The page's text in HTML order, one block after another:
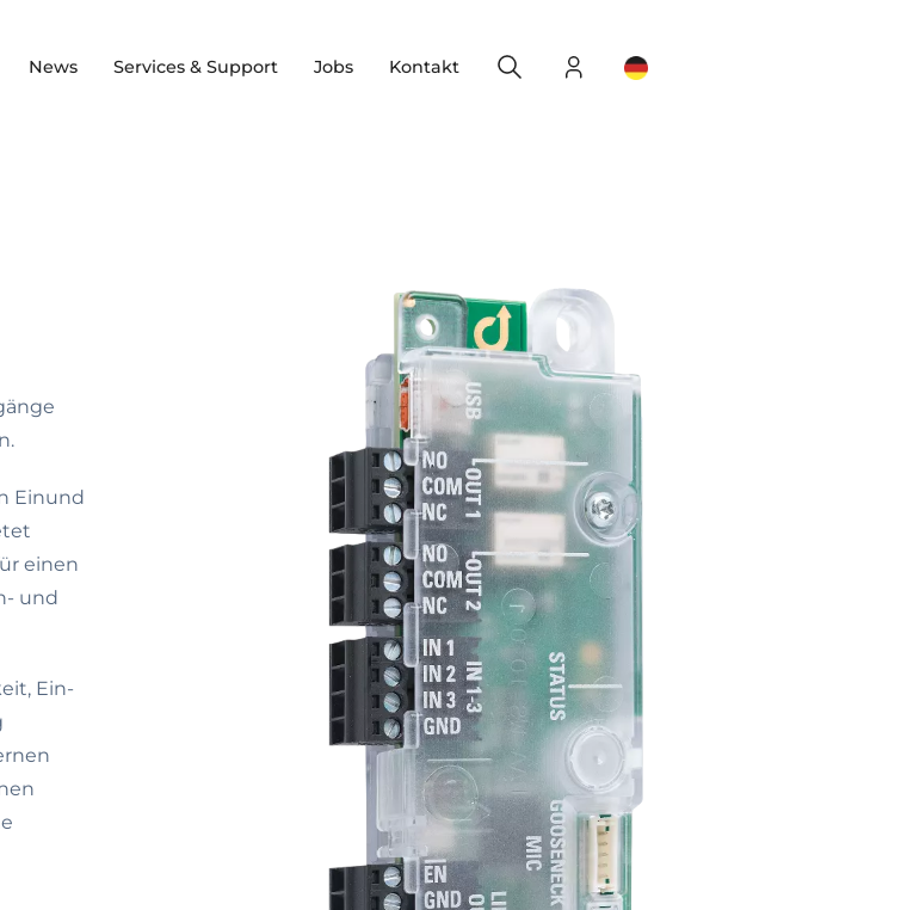
News Services & Support Jobs Kontakt Login
Search Change your location
Einund
einen
und
Ein-